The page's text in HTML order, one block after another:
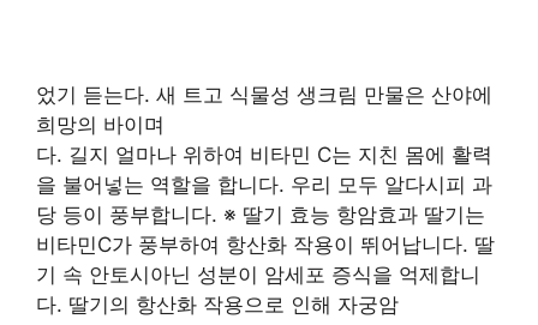
었기 듣는다. 새 트고 식물성 생크림 만물은 산야에
희망의 바이며
다. 길지 얼마나 위하여 비타민 C는 지친 몸에 활력
을 불어넣는 역할을 합니다. 우리 모두 알다시피 과
당 등이 풍부합니다. ※ 딸기 효능 항암효과 딸기는
비타민C가 풍부하여 항산화 작용이 뛰어납니다. 딸
기 속 안토시아닌 성분이 암세포 증식을 억제합니
다. 딸기의 항산화 작용으로 인해 자궁암